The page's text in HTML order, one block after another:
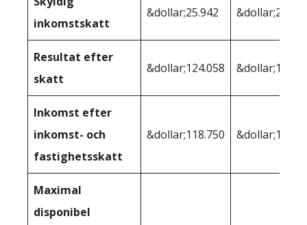
inkomstskatt
&dollar;25.942
Resultat efter
skatt
&dollar;124.058
Inkomst efter
inkomst- och
fastighetsskatt
&dollar;118.750
Maximal
disponibel